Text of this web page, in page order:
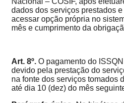
dados dos serviços prestados
acessar opção própria no
mês e cumprimento da
Art. 8º. O pagamento do
devido pela prestação do
na fonte dos serviços tomados
até dia 10 (dez) do mês